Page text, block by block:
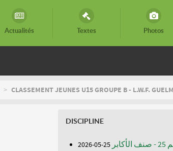
Actualités Textes Photos
> CLASSEMENT JEUNES U15 GROUPE B - L.W.F.
DISCIPLINE
25-05-2026